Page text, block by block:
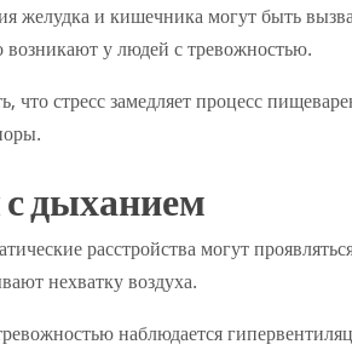
желудка и кишечника могут быть
возникают у людей с тревожностью.
что стресс замедляет процесс
дыханием
расстройства могут
нехватку воздуха.
наблюдается